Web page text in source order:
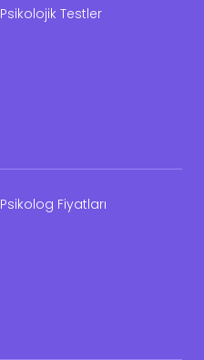
Psikolojik Testler
Psikolog Fiyatları